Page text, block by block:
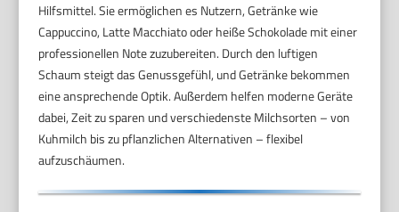
Hilfsmittel. Sie ermöglichen es Nutzern, Getränke wie
Cappuccino, Latte Macchiato oder heiße Schokolade mit einer
professionellen Note zuzubereiten. Durch den luftigen
Schaum steigt das Genussgefühl, und Getränke bekommen
eine ansprechende Optik. Außerdem helfen moderne Geräte
dabei, Zeit zu sparen und verschiedenste Milchsorten – von
Kuhmilch bis zu pflanzlichen Alternativen – flexibel
aufzuschäumen.